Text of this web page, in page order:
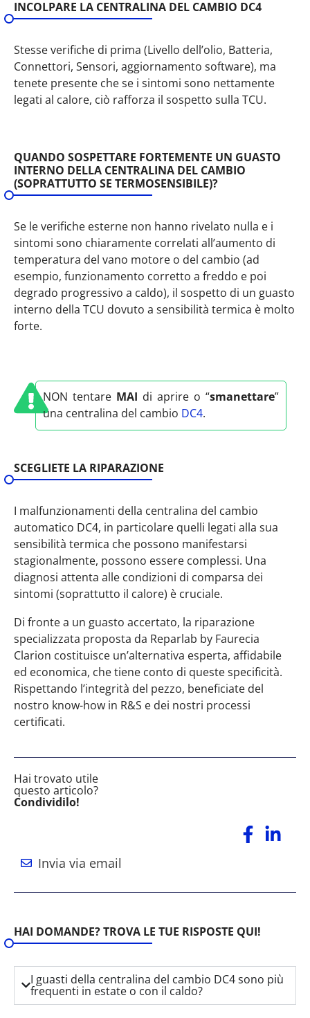
INCOLPARE LA CENTRALINA DEL CAMBIO DC4
Stesse verifiche di prima (Livello dell’olio, Batteria,
Connettori, Sensori, aggiornamento software), ma
tenete presente che se i sintomi sono nettamente
legati al calore, ciò rafforza il sospetto sulla TCU.
QUANDO SOSPETTARE FORTEMENTE UN GUASTO
INTERNO DELLA CENTRALINA DEL CAMBIO
(SOPRATTUTTO SE TERMOSENSIBILE)?
Se le verifiche esterne non hanno rivelato nulla e i
sintomi sono chiaramente correlati all’aumento di
temperatura del vano motore o del cambio (ad
esempio, funzionamento corretto a freddo e poi
degrado progressivo a caldo), il sospetto di un guasto
interno della TCU dovuto a sensibilità termica è molto
forte.
NON tentare MAI di aprire o “smanettare”
una centralina del cambio DC4.
SCEGLIETE LA RIPARAZIONE
I malfunzionamenti della centralina del cambio
automatico DC4, in particolare quelli legati alla sua
sensibilità termica che possono manifestarsi
stagionalmente, possono essere complessi. Una
diagnosi attenta alle condizioni di comparsa dei
sintomi (soprattutto il calore) è cruciale.
Di fronte a un guasto accertato, la riparazione
specializzata proposta da Reparlab by Faurecia
Clarion costituisce un’alternativa esperta, affidabile
ed economica, che tiene conto di queste specificità.
Rispettando l’integrità del pezzo, beneficiate del
nostro know-how in R&S e dei nostri processi
certificati.
Hai trovato utile
questo articolo?
Condividilo!
Invia via email
HAI DOMANDE? TROVA LE TUE RISPOSTE QUI!
I guasti della centralina del cambio DC4 sono più
frequenti in estate o con il caldo?